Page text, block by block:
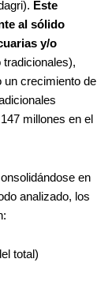
Este
al sólido
y/o
tradicionales),
un crecimiento de
millones en el
en
analizado, los
total)